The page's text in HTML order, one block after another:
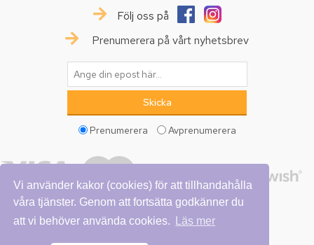
Vi använder kakor (cookies) för att tillhandahålla
våra tjänster. Genom att fortsätta godkänner du
att vi behöver använda cookies.
Läs mer
Följ oss på
Prenumerera på vårt nyhetsbrev
Prenumerera Avprenumerera